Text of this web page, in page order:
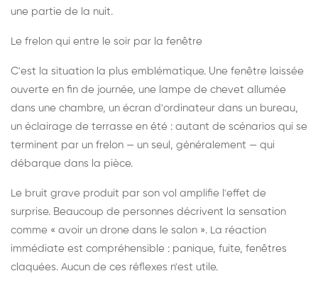
une partie de la nuit.
Le frelon qui entre le soir par la fenêtre
C'est la situation la plus emblématique. Une fenêtre laissée
ouverte en fin de journée, une lampe de chevet allumée
dans une chambre, un écran d'ordinateur dans un bureau,
un éclairage de terrasse en été : autant de scénarios qui se
terminent par un frelon — un seul, généralement — qui
débarque dans la pièce.
Le bruit grave produit par son vol amplifie l'effet de
surprise. Beaucoup de personnes décrivent la sensation
comme « avoir un drone dans le salon ». La réaction
immédiate est compréhensible : panique, fuite, fenêtres
claquées. Aucun de ces réflexes n'est utile.